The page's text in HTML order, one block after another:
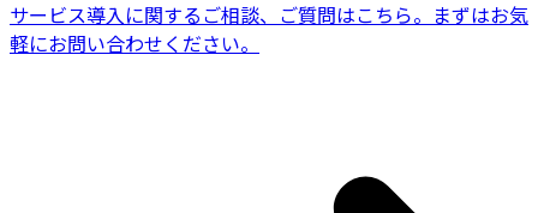
サービス導入に関するご相談、ご質問はこちら。まずはお気
軽にお問い合わせください。